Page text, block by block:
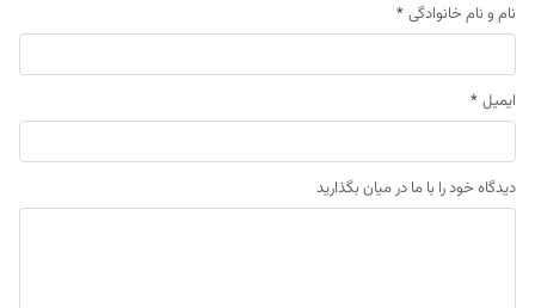
نام و نام خانوادگی *
ایمیل *
دیدگاه خود را با ما در میان بگذارید